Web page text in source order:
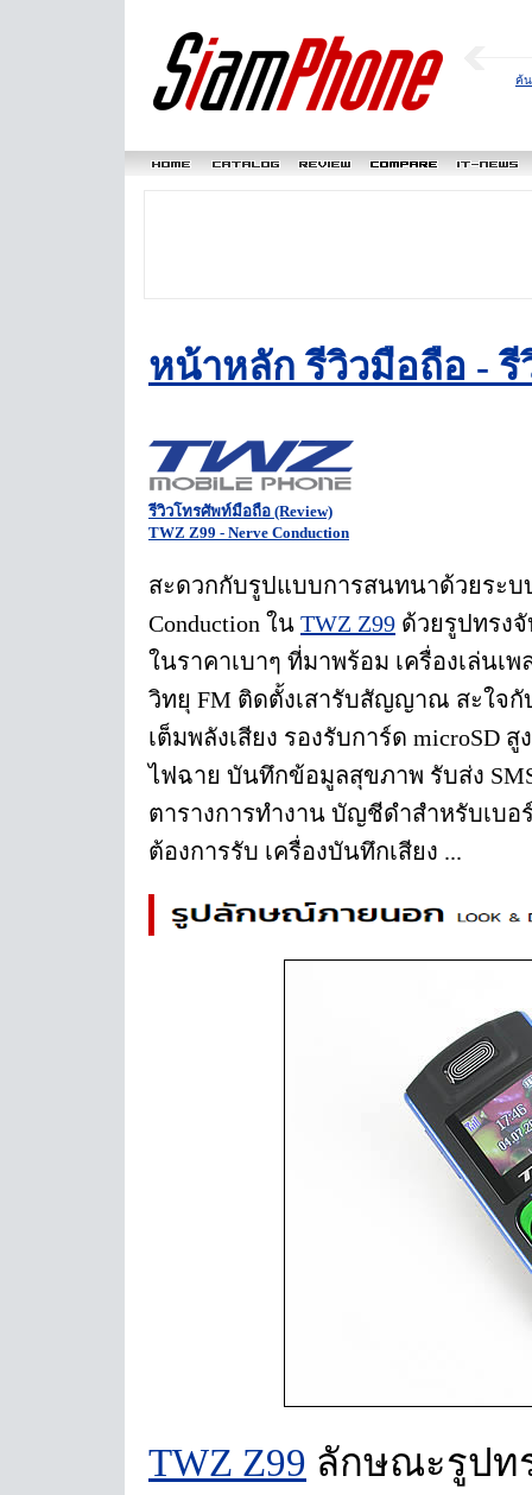
ค้
หน้าหลัก รีวิวมือถือ -
รีวิวโทรศัพท์มือถือ (Review)
TWZ Z99 - Nerve Conduction
สะดวกกับรูปแบบการสนทนาด้วยระบ
Conduction ใน TWZ Z99 ด้วยรูปทรง
ในราคาเบาๆ ที่มาพร้อม เครื่องเล่นเพ
วิทยุ FM ติดตั้งเสารับสัญญาณ สะใจกั
เต็มพลังเสียง รองรับการ์ด microSD สู
ไฟฉาย บันทึกข้อมูลสุขภาพ รับส่ง
ตารางการทำงาน บัญชีดำสำหรับเบอ
ต้องการรับ เครื่องบันทึกเสียง ...
TWZ Z99 ลักษณะรูปท